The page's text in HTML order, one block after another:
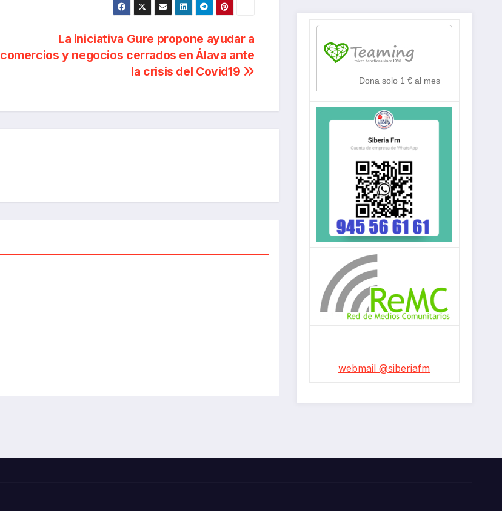
La iniciativa Gure propone ayudar a
comercios y negocios cerrados en Álava ante
la crisis del Covid19
webmail @siberiafm